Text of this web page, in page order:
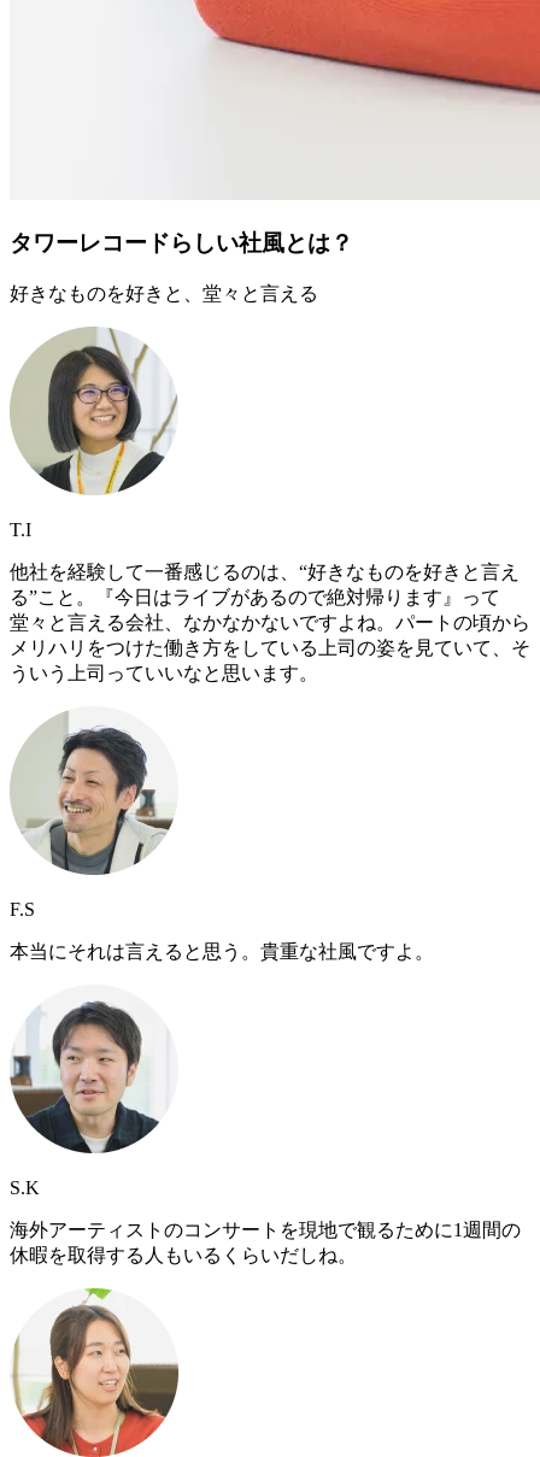
タワーレコードらしい社風とは？
好きなものを好きと、堂々と言える
T.I
他社を経験して一番感じるのは、“好きなものを好きと言え
る”こと。『今日はライブがあるので絶対帰ります』って
堂々と言える会社、なかなかないですよね。パートの頃から
メリハリをつけた働き方をしている上司の姿を見ていて、そ
ういう上司っていいなと思います。
F.S
本当にそれは言えると思う。貴重な社風ですよ。
S.K
海外アーティストのコンサートを現地で観るために1週間の
休暇を取得する人もいるくらいだしね。